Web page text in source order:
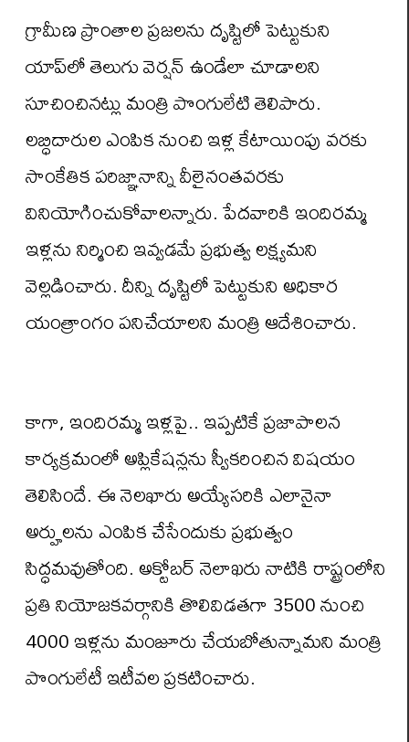
గ్రామీణ ప్రాంతాల ప్రజలను దృష్టిలో పెట్టుకుని
యాప్‌లో తెలుగు వెర్షన్ ఉండేలా చూడాలని
సూచించినట్లు మంత్రి పొంగులేటి తెలిపారు.
లబ్ధిదారుల ఎంపిక నుంచి ఇళ్ల కేటాయింపు వరకు
సాంకేతిక పరిజ్ఞానాన్ని వీలైనంతవరకు
వినియోగించుకోవాలన్నారు. పేదవారికి ఇందిరమ్మ
ఇళ్లను నిర్మించి ఇవ్వడమే ప్రభుత్వ లక్ష్యమని
వెల్లడించారు. దీన్ని దృష్టిలో పెట్టుకుని అధికార
యంత్రాంగం పనిచేయాలని మంత్రి ఆదేశించారు.
కాగా, ఇందిరమ్మ ఇళ్లపై.. ఇప్పటికే ప్రజాపాలన
కార్యక్రమంలో అప్లికేషన్లను స్వీకరించిన విషయం
తెలిసిందే. ఈ నెలఖారు అయ్యేసరికి ఎలానైనా
అర్హులను ఎంపిక చేసేందుకు ప్రభుత్వం
సిద్ధమవుతోంది. అక్టోబర్ నెలాఖరు నాటికి రాష్ట్రంలోని
ప్రతి నియోజ‌క‌వ‌ర్గానికి తొలివిడ‌తగా 3500 నుంచి
4000 ఇళ్లను మంజూరు చేయ‌బోతున్నామ‌ని మంత్రి
పొంగులేటీ ఇటీవల ప్రకటించారు.